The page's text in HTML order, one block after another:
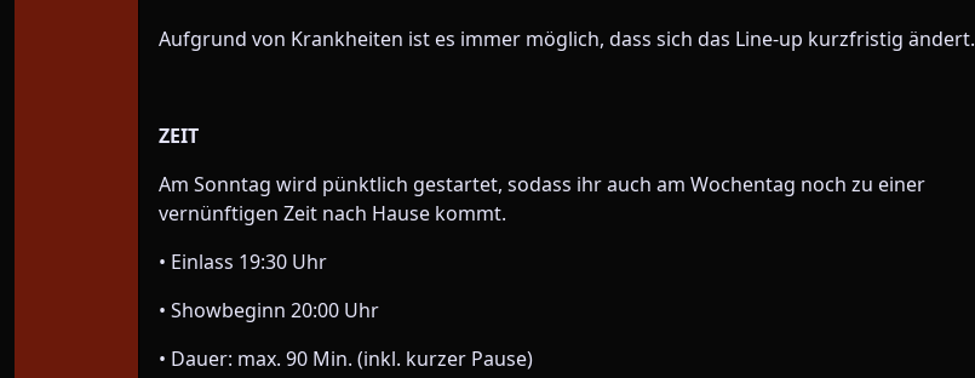
Aufgrund von Krankheiten ist es immer möglich, dass sich das Line-up kurzfristig ändert.
ZEIT
Am Sonntag wird pünktlich gestartet, sodass ihr auch am Wochentag noch zu einer
vernünftigen Zeit nach Hause kommt.
• Einlass 19:30 Uhr
• Showbeginn 20:00 Uhr
• Dauer: max. 90 Min. (inkl. kurzer Pause)